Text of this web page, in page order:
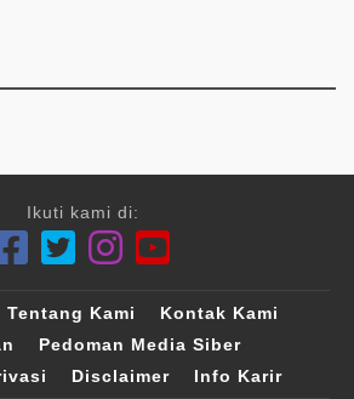
Ikuti kami di:
Tentang Kami
Kontak Kami
Pedoman Media Siber
Disclaimer Info Karir